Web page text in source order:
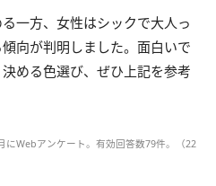
一方、女性はシックで大人っ
向が判明しました。面白いで
める色選び、ぜひ上記を参考
Webアンケート。有効回答数79件。（22